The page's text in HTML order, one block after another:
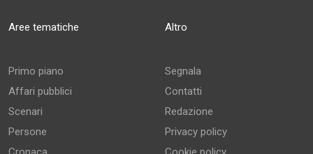
Aree tematiche
Primo piano
Affari pubblici
Scenari
Persone
Altro
Segnala
Contatti
Redazione
Privacy policy